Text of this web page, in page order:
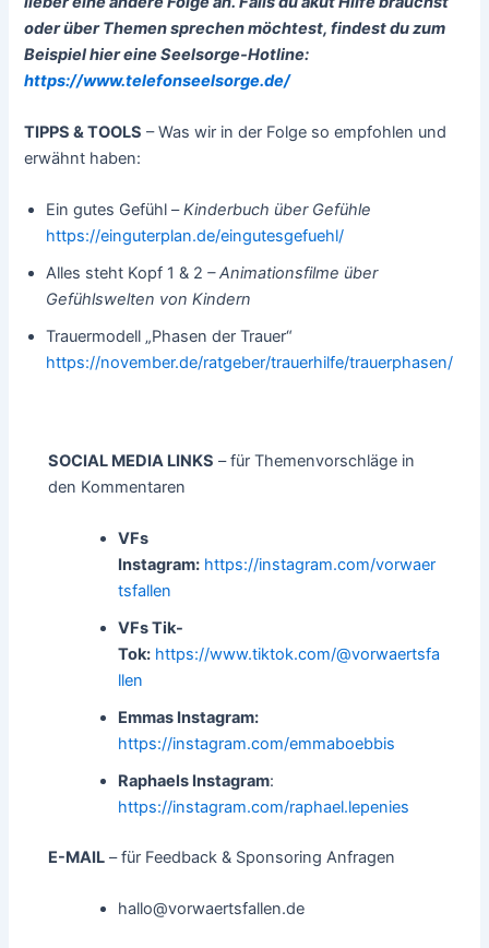
oder über Themen sprechen möchtest, findest du zum
Beispiel hier eine Seelsorge-Hotline:
https://www.telefonseelsorge.de/
TIPPS & TOOLS – Was wir in der Folge so empfohlen und
erwähnt haben:
Ein gutes Gefühl –Kinderbuch über Gefühle
https://einguterplan.de/eingutesgefuehl/
Alles steht Kopf 1 & 2 – Animationsfilme über
Gefühlswelten von Kindern
Trauermodell „Phasen der Trauer“
https://november.de/ratgeber/trauerhilfe/trauerphasen/
SOCIAL MEDIA LINKS – für Themenvorschläge in
den Kommentaren
VFs
Instagram: https://instagram.com/vorwaer
tsfallen
VFs Tik-
Tok: https://www.tiktok.com/@vorwaertsfa
llen
Emmas Instagram:
https://instagram.com/emmaboebbis
Raphaels Instagram:
https://instagram.com/raphael.lepenies
E-MAIL – für Feedback & Sponsoring Anfragen
hallo@vorwaertsfallen.de